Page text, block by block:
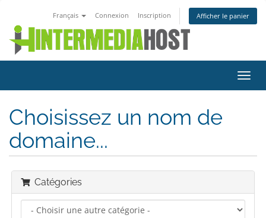
Français Connexion Inscription Afficher le panier
la
Choisissez un nom de
domaine...
Catégories